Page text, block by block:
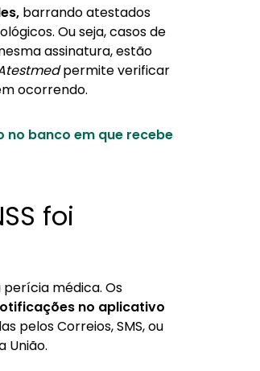
barrando atestados
Ou seja, casos de
assinatura, estão
permite verificar
ocorrendo.
no banco em que recebe
foi
médica. Os
no aplicativo
pelos Correios, SMS, ou
União.